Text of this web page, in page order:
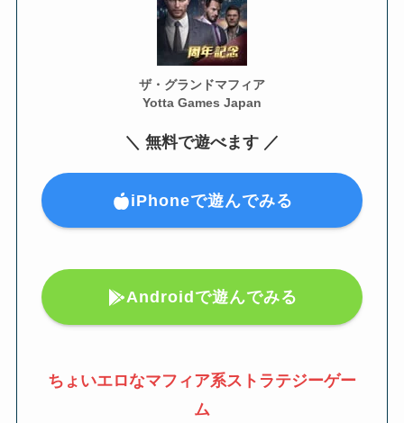
ザ・グランドマフィア
Yotta Games Japan
＼ 無料で遊べます ／
iPhoneで遊んでみる
Androidで遊んでみる
ちょいエロなマフィア系ストラテジーゲー
ム